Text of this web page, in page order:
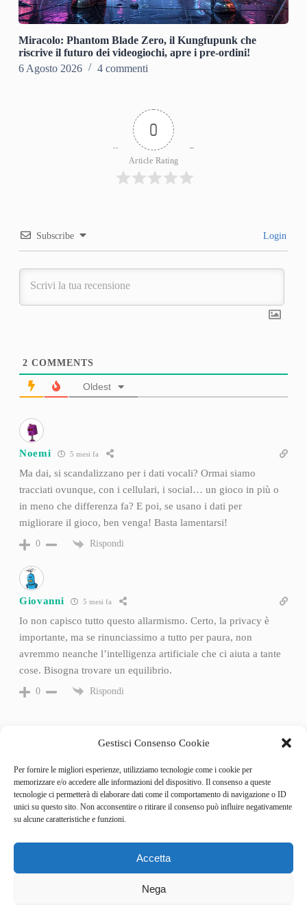
Gestisci Consenso Cookie
Per fornire le migliori esperienze, utilizziamo tecnologie come i cookie per
memorizzare e/o accedere alle informazioni del dispositivo. Il consenso a queste
tecnologie ci permetterà di elaborare dati come il comportamento di navigazione o ID
unici su questo sito. Non acconsentire o ritirare il consenso può influire negativamente
su alcune caratteristiche e funzioni.
Accetta
Nega
Miracolo: Phantom Blade Zero, il Kungfupunk che
riscrive il futuro dei videogiochi, apre i pre-ordini!
6 Agosto 2026
4 commenti
0
Article Rating
Subscribe Login
2 COMMENTS
Oldest
Noemi 5 mesi fa
Ma dai, si scandalizzano per i dati vocali? Ormai siamo
tracciati ovunque, con i cellulari, i social… un gioco in più o
in meno che differenza fa? E poi, se usano i dati per
migliorare il gioco, ben venga! Basta lamentarsi!
0 Rispondi
Giovanni 5 mesi fa
Io non capisco tutto questo allarmismo. Certo, la privacy è
importante, ma se rinunciassimo a tutto per paura, non
avremmo neanche l’intelligenza artificiale che ci aiuta a tante
cose. Bisogna trovare un equilibrio.
0 Rispondi
Categories
Behind the Game
GameSpotlight